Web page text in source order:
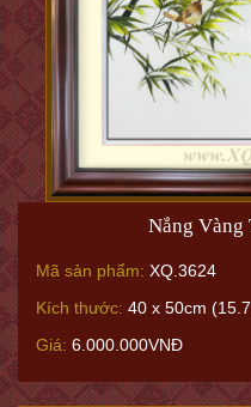
Nắng Vàng
Mã sản phẩm: XQ.3624
Kích thước: 40 x 50cm
Giá: 6.000.000VNĐ